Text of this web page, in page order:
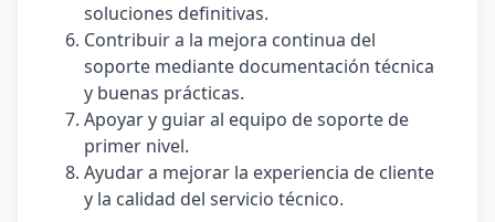
soluciones definitivas.
Contribuir a la mejora continua del
soporte mediante documentación técnica
y buenas prácticas.
Apoyar y guiar al equipo de soporte de
primer nivel.
Ayudar a mejorar la experiencia de cliente
y la calidad del servicio técnico.